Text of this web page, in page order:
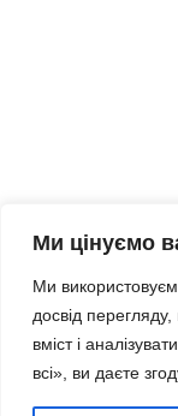
Ми цінуємо
Ми
досвід
вміст і
всі», ви даєте